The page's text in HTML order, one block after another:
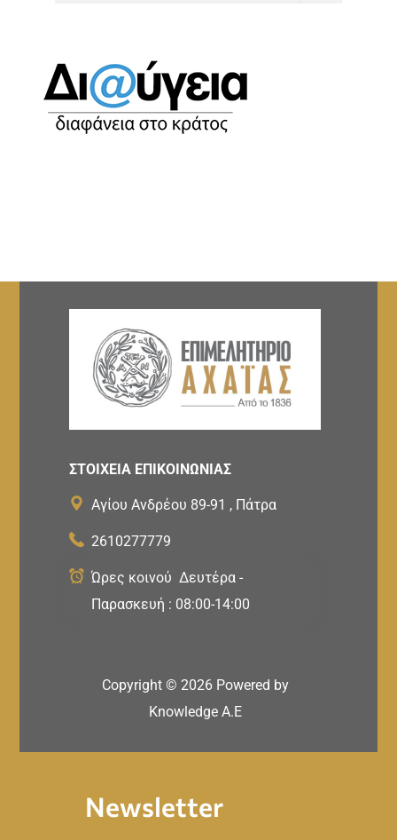
ΣΤΟΙΧΕΙΑ ΕΠΙΚΟΙΝΩΝΙΑΣ
Αγίου Ανδρέου 89-91 , Πάτρα
2610277779
Ώρες κοινού Δευτέρα -
Παρασκευή : 08:00-14:00
Copyright © 2026 Powered by
Knowledge A.E
Newsletter